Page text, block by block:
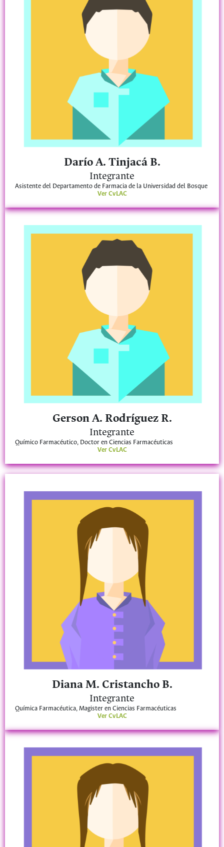
Darío A. Tinjacá B.
Integrante
Asistente del Departamento de Farmacia de la Universidad del Bosque
Ver CvLAC
Gerson A. Rodríguez R.
Integrante
Químico Farmacéutico, Doctor en Ciencias Farmacéuticas
Ver CvLAC
Diana M. Cristancho B.
Integrante
Química Farmacéutica, Magister en Ciencias Farmacéuticas
Ver CvLAC